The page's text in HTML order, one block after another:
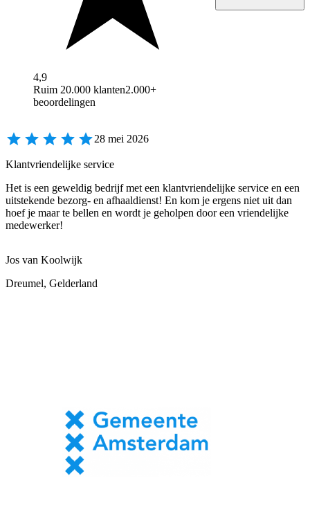
4,9
Ruim 20.000 klanten2.000+
beoordelingen
28 mei 2026
Klantvriendelijke service
Het is een geweldig bedrijf met een klantvriendelijke service en een
uitstekende bezorg- en afhaaldienst! En kom je ergens niet uit dan
hoef je maar te bellen en wordt je geholpen door een vriendelijke
medewerker!
Jos van Koolwijk
Dreumel, Gelderland